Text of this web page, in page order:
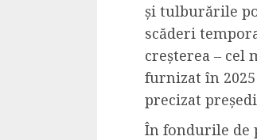
și tulburările
scăderi
creșterea – cel
furnizat în
precizat
În fondurile de
film